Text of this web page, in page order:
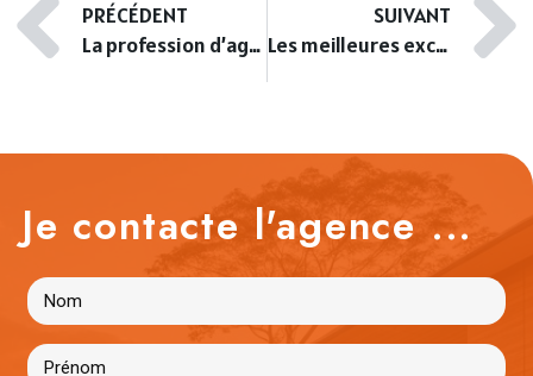
PRÉCÉDENT
La profession d’agent immobilier selon les pays
SUIVANT
Les meilleures excursions d’une journée depuis Nice
Je contacte l'agence ...